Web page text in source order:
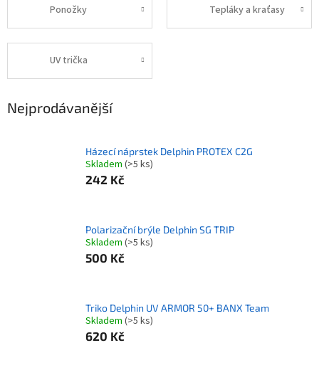
Ponožky Tepláky a kraťasy
UV trička
Nejprodávanější
Házecí náprstek Delphin PROTEX C2G
Skladem (>5 ks)
242 Kč
Polarizační brýle Delphin SG TRIP
Skladem (>5 ks)
500 Kč
Triko Delphin UV ARMOR 50+ BANX Team
Skladem (>5 ks)
620 Kč